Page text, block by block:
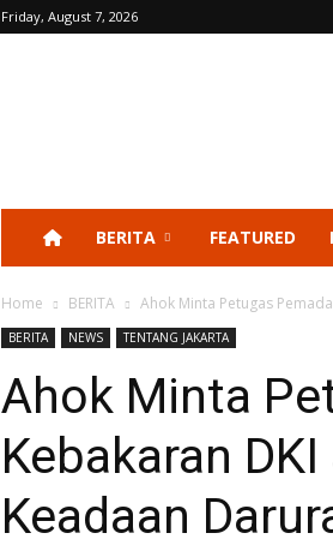
Friday, August 7, 2026
BERITA FEATURED
Home BERITA Ahok Minta Petugas
BERITA NEWS TENTANG JAKARTA
Ahok Minta
Kebakaran
Keadaan